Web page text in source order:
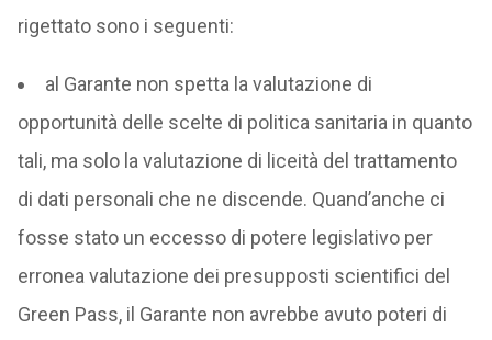
rigettato sono i seguenti:
al Garante non spetta la valutazione di
opportunità delle scelte di politica sanitaria in quanto
tali, ma solo la valutazione di liceità del trattamento
di dati personali che ne discende. Quand’anche ci
fosse stato un eccesso di potere legislativo per
erronea valutazione dei presupposti scientifici del
Green Pass, il Garante non avrebbe avuto poteri di